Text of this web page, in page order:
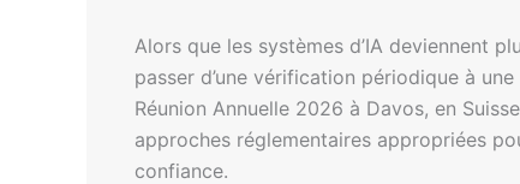
Alors que les systèmes d’IA deviennent
passer d’une vérification périodique à
Réunion Annuelle 2026 à Davos, en
approches réglementaires appropriées
confiance.